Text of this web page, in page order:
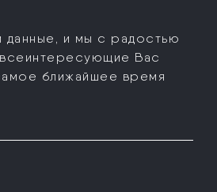
данные, и мы с радостью
интересующие Вас
ближайшее время